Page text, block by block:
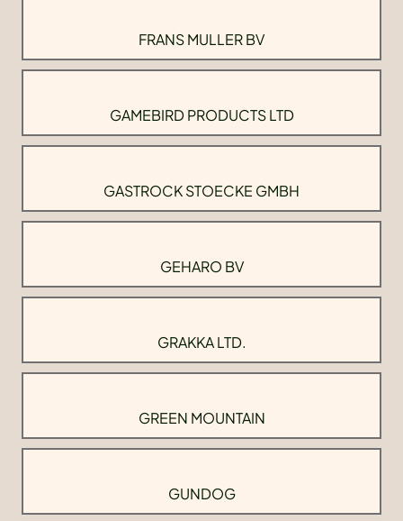
FRANS MULLER BV
GAMEBIRD PRODUCTS LTD
GASTROCK STOECKE GMBH
GEHARO BV
GRAKKA LTD.
GREEN MOUNTAIN
GUNDOG